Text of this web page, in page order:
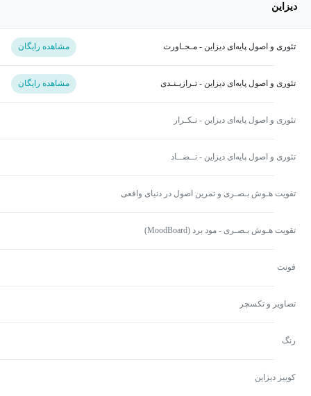
دیزاین
تئوری و اصول پایه‌ای دیزاین - مـجـاورت مشاهده رایگان
تئوری و اصول پایه‌ای دیزاین - تـرازبـنـدی مشاهده رایگان
تئوری و اصول پایه‌ای دیزاین - تـکـرار
تئوری و اصول پایه‌ای دیزاین - تــضــاد
تقویت هـوش بـصـری و تمرین اصول در دنیای واقعی
تقویت هـوش بـصـری - مود برد (MoodBoard)
فونت
تصاویر و تکسچر
رنگ
کوییز دیزاین